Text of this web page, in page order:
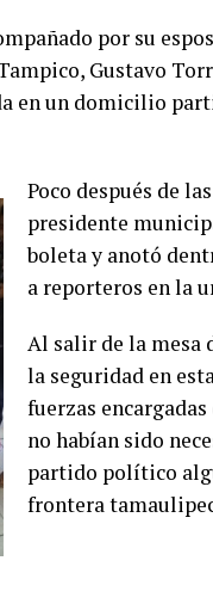
por su
Gustavo
en un domicilio
Poco después de
presidente
boleta y anotó
a reporteros en la
Al salir de la mesa
la seguridad en
fuerzas
no habían sido
partido político
frontera